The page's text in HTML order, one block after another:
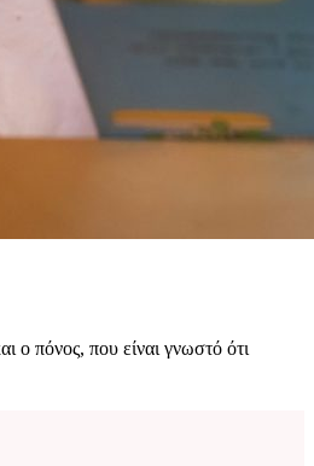
ο πόνος, που είναι γνωστό ότι